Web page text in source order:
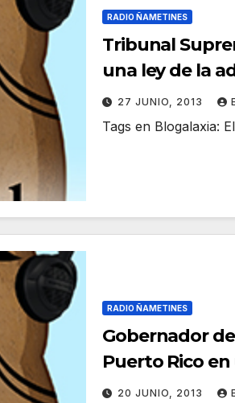
RADIO ÑAMETINES
Tribunal
una ley de la
27 JUNIO, 2013
Tags en Blogalaxia:
RADIO ÑAMETINES
Gobernador
Puerto Rico
encarga él
20 JUNIO, 2013